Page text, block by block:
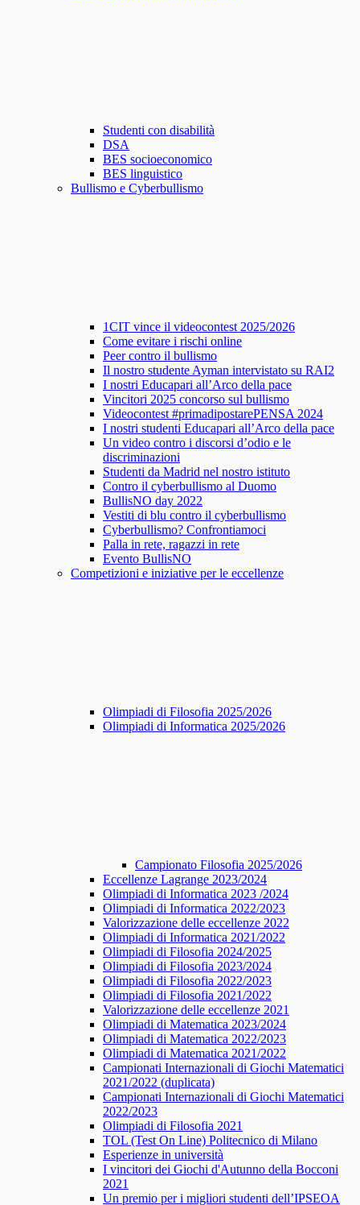
Studenti con disabilità
DSA
BES socioeconomico
BES linguistico
Bullismo e Cyberbullismo
1CIT vince il videocontest 2025/2026
Come evitare i rischi online
Peer contro il bullismo
Il nostro studente Ayman intervistato su RAI2
I nostri Educapari all’Arco della pace
Vincitori 2025 concorso sul bullismo
Videocontest #primadipostarePENSA 2024
I nostri studenti Educapari all’Arco della pace
Un video contro i discorsi d’odio e le
discriminazioni
Studenti da Madrid nel nostro istituto
Contro il cyberbullismo al Duomo
BullisNO day 2022
Vestiti di blu contro il cyberbullismo
Cyberbullismo? Confrontiamoci
Palla in rete, ragazzi in rete
Evento BullisNO
Competizioni e iniziative per le eccellenze
Olimpiadi di Filosofia 2025/2026
Olimpiadi di Informatica 2025/2026
Campionato Filosofia 2025/2026
​​Eccellenze Lagrange 2023/2024
Olimpiadi di Informatica 2023 /2024
Olimpiadi di Informatica 2022/2023
Valorizzazione delle eccellenze 2022
Olimpiadi di Informatica 2021/2022
Olimpiadi di Filosofia 2024/2025
Olimpiadi di Filosofia 2023/2024
Olimpiadi di Filosofia 2022/2023
Olimpiadi di Filosofia 2021/2022
Valorizzazione delle eccellenze 2021
Olimpiadi di Matematica 2023/2024
Olimpiadi di Matematica 2022/2023
Olimpiadi di Matematica 2021/2022
Campionati Internazionali di Giochi Matematici
2021/2022 (duplicata)
Campionati Internazionali di Giochi Matematici
2022/2023
Olimpiadi di Filosofia 2021
TOL (Test On Line) Politecnico di Milano
Esperienze in università
I vincitori dei Giochi d'Autunno della Bocconi
2021
Un premio per i migliori studenti dell’IPSEOA